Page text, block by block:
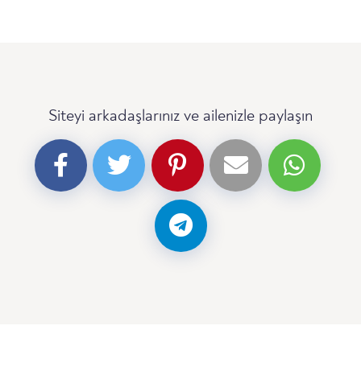
Siteyi arkadaşlarınız ve ailenizle paylaşın